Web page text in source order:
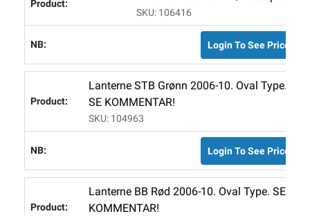
SKU: 106416
Login To See Price
Lanterne STB Grønn 2006-10. Oval Type.
SE KOMMENTAR!
SKU: 104963
Login To See Price
Lanterne BB Rød 2006-10. Oval Type. SE
KOMMENTAR!